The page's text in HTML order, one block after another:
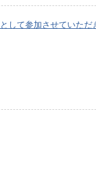
して参加させていただ